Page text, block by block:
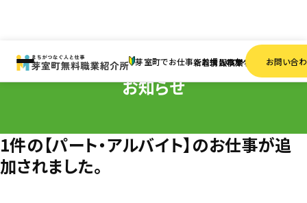
芽室町でお仕事をお探しの方へ
新着情報求人検索事業者一覧お問い合
1件の【パート・アルバイト】のお仕事が追加されました。
お知らせ
1件の【パート・アルバイト】のお仕事が追
加されました。